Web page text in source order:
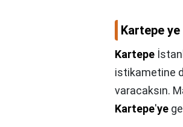
Kartepe
Kartepe
istikametine
varacaksın.
Kartepe'ye